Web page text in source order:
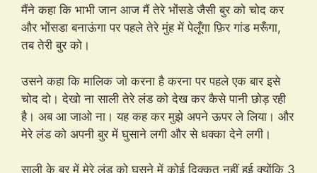
मैंने कहा कि भाभी जान आज मैं तेरे भोंसडे जैसी बुर को चोद कर
और भोंसडा बनाऊंगा पर पहले तेरे मुंह में पेलूँगा फ़िर गांड मरूँगा,
तब तेरी बुर को।
उसने कहा कि मालिक जो करना है करना पर पहले एक बार इसे
चोद दो। देखो ना साली तेरे लंड को देख कर कैसे पानी छोड़ रही
है। अब आ जाओ ना। यह कह कर मुझे अपने ऊपर ले लिया। और
मेरे लंड को अपनी बुर में घुसाने लगी और से धक्का देने लगी।
साली के बुर में मेरे लंड को घुसने में कोई दिक्कत नहीं हुई क्योंकि 3